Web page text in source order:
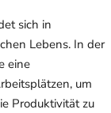
sich in
Lebens. In der
eine
um
Produktivität zu